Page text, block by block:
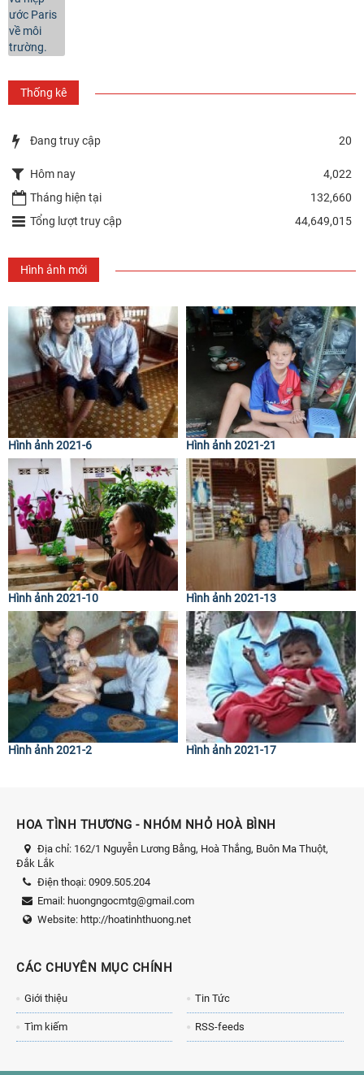
Thống kê
Đang truy cập 20
Hôm nay
4,022
Tháng hiện tại
132,660
Tổng lượt truy cập
44,649,015
Hình ảnh mới
Hình ảnh 2021-6 Hình ảnh 2021-21
Hình ảnh 2021-10 Hình ảnh 2021-13
Hình ảnh 2021-2 Hình ảnh 2021-17
HOA TÌNH THƯƠNG - NHÓM NHỎ HOÀ BÌNH
Địa chỉ: 162/1 Nguyễn Lương Bằng, Hoà Thắng, Buôn Ma Thuột,
Đắk Lắk
Điện thoại: 0909.505.204
Email: huongngocmtg@gmail.com
Website: http://hoatinhthuong.net
CÁC CHUYÊN MỤC CHÍNH
Giới thiệu Tin Tức
Tìm kiếm RSS-feeds